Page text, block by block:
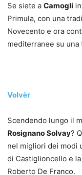
Se siete a Camogli
Primula, con una
Novecento e ora
mediterranee su una
Volvèr
Scendendo lungo il
Rosignano Solvay?
nel migliori dei modi
di Castiglioncello e
Roberto De Franco.